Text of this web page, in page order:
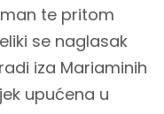
te pritom
se naglasak
iza Mariaminih
upućena u